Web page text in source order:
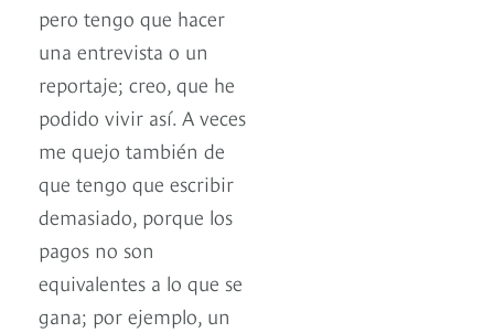
pero tengo que hacer
una entrevista o un
reportaje; creo, que he
podido vivir así. A veces
me quejo también de
que tengo que escribir
demasiado, porque los
pagos no son
equivalentes a lo que se
gana; por ejemplo, un